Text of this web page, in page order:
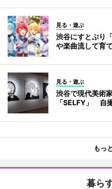
見る・遊ぶ
渋谷にすとぷり
や楽曲流して育
見る・遊ぶ
渋谷で現代美術
「SELFY」 自
もっ
暮ら